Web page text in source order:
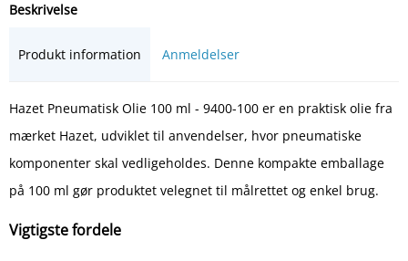
Beskrivelse
Produkt information Anmeldelser
Hazet Pneumatisk Olie 100 ml - 9400-100 er en praktisk olie fra
mærket Hazet, udviklet til anvendelser, hvor pneumatiske
komponenter skal vedligeholdes. Denne kompakte emballage
på 100 ml gør produktet velegnet til målrettet og enkel brug.
Vigtigste fordele